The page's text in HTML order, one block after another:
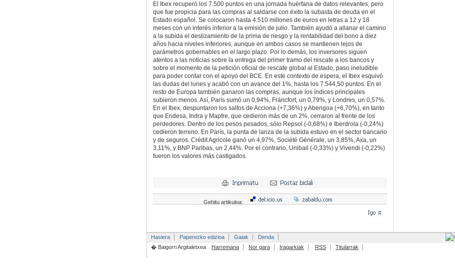
El Ibex recuperó los 7.500 puntos en una jornada huérfana de datos relevantes, pero
que fue propicia para las compras al saldarse con éxito la subasta de deuda en el
Estado español. Se colocaron hasta 4.510 millones de euros en letras a 12 y 18
meses con un interés inferior a la emisión de julio. También ayudó a allanar el camino
a la subida el deslizamiento de la prima de riesgo y la rentabilidad del bono a diez
años hacia niveles inferiores, aunque en ambos casos se mantienen lejos de
parámetros gobernables en el largo plazo. Por lo demás, los inversores siguen
atentos a las noticias sobre la entrega del primer tramo del rescate a los bancos y
sobre el momento de la petición oficial de rescate global al Estado, paso ineludible
para poder contar con el apoyo del BCE. En este contexto de espera, el Ibex esquivó
las dudas del lunes y acabó con un avance del 1%, hasta los 7.544,50 puntos. En el
resto de Europa también ganaron las compras, aunque los índices principales
subieron menos. Así, París sumó un 0,94%, Fráncfort, un 0,79%, y Londres, un 0,57%.
En el Ibex, despuntaron los saltos de Acciona (+7,36%) y Abengoa (+6,70%), en tanto
que Endesa, Indra y Mapfre, que cedieron más de un 2%, cerraron al frente de los
perdedores. Dentro de los pesos pesados, sólo Repsol (-0,68%) e Iberdrola (-0,24%)
cedieron terreno. En París, la punta de lanza de la subida estuvo en el sector bancario
y de seguros. Crédit Agricole ganó un 4,97%, Société Générale, un 3,85%, Axa, un
3,11%, y BNP Paribas, un 2,44%. Por el contrario, Unibail (-0,33%) y Vivendi (-0,22%)
fueron los valores más castigados.
Gehitu artikuloa:
Hasiera Paperezko edizioa Gaiak
Denda
� Baigorri Argitaletxea
Harremana Nor gara Iragarkiak RSS Titularrak